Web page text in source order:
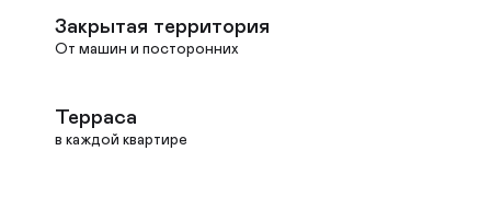
Закрытая территория
От машин и посторонних
Терраса
в каждой квартире